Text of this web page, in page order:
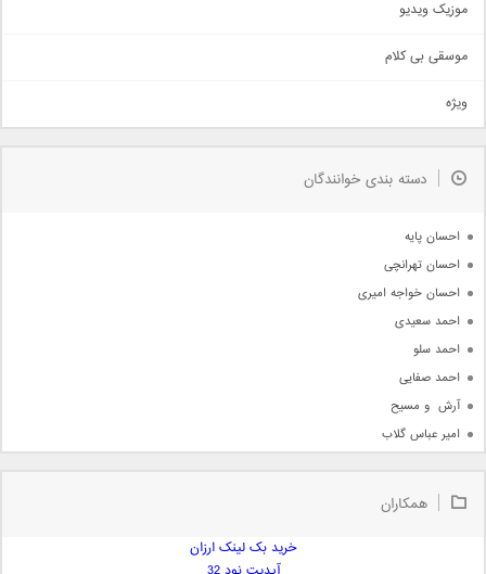
سنتی
اهنگ بندرعباسی
دمو
مذهبی
جدیدترین ها
موزیک ویدیو
موسقی بی کلام
ویژه
دسته بندی خوانندگان
احسان پایه
احسان تهرانچی
احسان خواجه امیری
احمد سعیدی
احمد سلو
احمد صفایی
آرش  و مسیح
امیر عباس گلاب
امیر علی
همکاران
خرید بک لینک ارزان